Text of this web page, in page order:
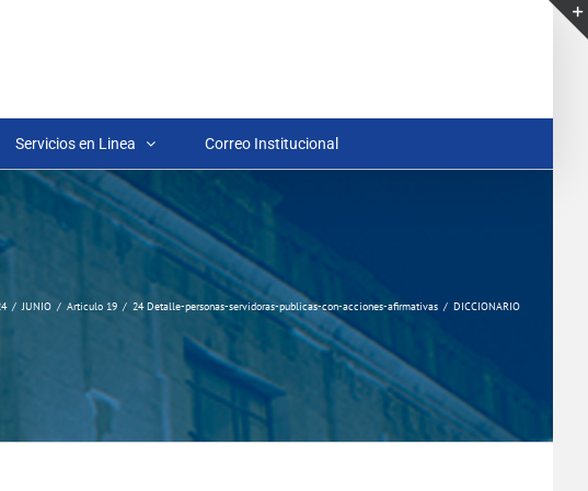
Servicios en Linea Correo Institucional
JUNIO Articulo 19 24 Detalle-personas-servidoras-publicas-con-acciones-afirmativas DICCIONARIO